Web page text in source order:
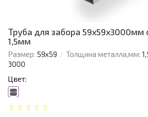
Труба для забора 59х59x3000мм
1,5мм
Размер: 59х59 Толщина металла,мм:
3000
Цвет: